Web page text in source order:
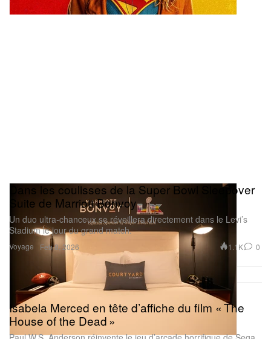
Voyage
Dans les coulisses de la Super Bowl Sleepover
Suite de Marriott Bonvoy
Un duo ultra‑chanceux se réveillera directement dans le Levi’s
Stadium le jour du grand match.
Feb 8, 2026 1.1K 0
Isabela Merced en tête d’affiche du film « The
House of the Dead »